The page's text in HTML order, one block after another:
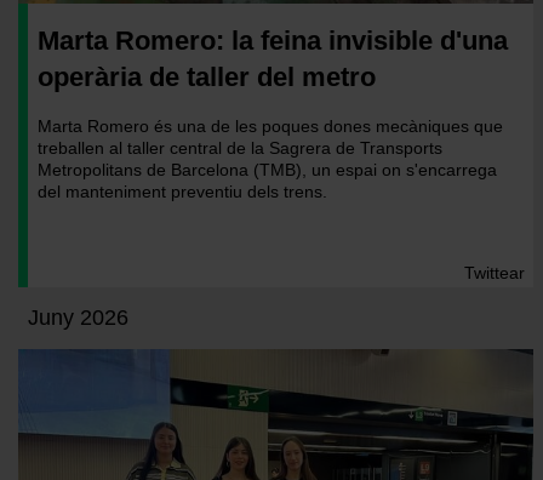
Marta Romero: la feina invisible d'una
operària de taller del metro
Marta Romero és una de les poques dones mecàniques que
treballen al taller central de la Sagrera de Transports
Metropolitans de Barcelona (TMB), un espai on s'encarrega
del manteniment preventiu dels trens.
Twittear
Juny 2026